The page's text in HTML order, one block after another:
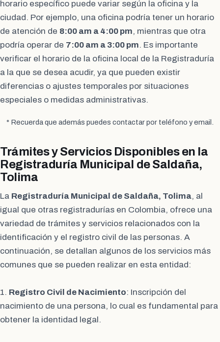
horario específico puede variar según la oficina y la
ciudad. Por ejemplo, una oficina podría tener un horario
de atención de 8:00 am a 4:00 pm, mientras que otra
podría operar de 7:00 am a 3:00 pm. Es importante
verificar el horario de la oficina local de la Registraduría
a la que se desea acudir, ya que pueden existir
diferencias o ajustes temporales por situaciones
especiales o medidas administrativas.
* Recuerda que además puedes contactar por teléfono y email.
Trámites y Servicios Disponibles en la
Registraduría Municipal de Saldaña,
Tolima
La Registraduría Municipal de Saldaña, Tolima, al
igual que otras registradurías en Colombia, ofrece una
variedad de trámites y servicios relacionados con la
identificación y el registro civil de las personas. A
continuación, se detallan algunos de los servicios más
comunes que se pueden realizar en esta entidad:
1. Registro Civil de Nacimiento: Inscripción del
nacimiento de una persona, lo cual es fundamental para
obtener la identidad legal.